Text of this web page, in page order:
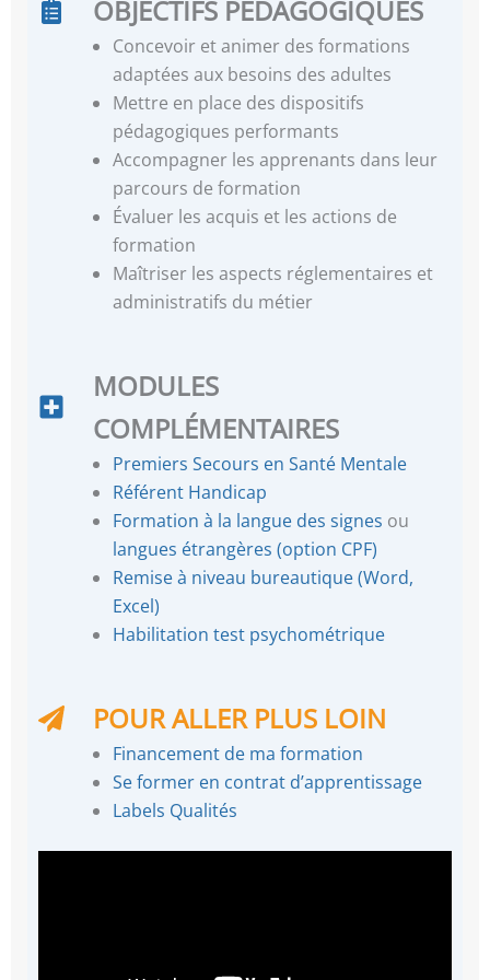
OBJECTIFS PÉDAGOGIQUES
Concevoir et animer des formations
adaptées aux besoins des adultes
Mettre en place des dispositifs
pédagogiques performants
Accompagner les apprenants dans leur
parcours de formation
Évaluer les acquis et les actions de
formation
Maîtriser les aspects réglementaires et
administratifs du métier
MODULES
COMPLÉMENTAIRES
Premiers Secours en Santé Mentale
Référent Handicap
Formation à la langue des signes ou
langues étrangères (option CPF)
Remise à niveau bureautique (Word,
Excel)
Habilitation test psychométrique
POUR ALLER PLUS LOIN
Financement de ma formation
Se former en contrat d’apprentissage
Labels Qualités